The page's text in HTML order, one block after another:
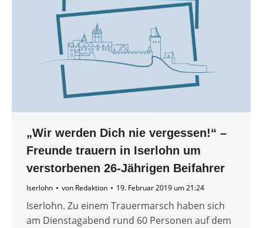
„Wir werden Dich nie vergessen!“ –
Freunde trauern in Iserlohn um
verstorbenen 26-Jährigen Beifahrer
Iserlohn von Redaktion 19. Februar 2019 um 21:24
Iserlohn. Zu einem Trauermarsch haben sich
am Dienstagabend rund 60 Personen auf dem